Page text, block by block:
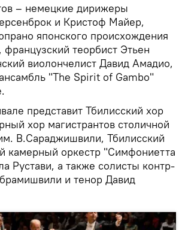
– немецкие дирижеры
и Кристоф Майер,
японского происхождения
французский теорбист Этьен
виолончелист Давид Амадио,
"The Spirit of Gambo"
представит Тбилисский хор
хор магистрантов столичной
В.Сараджишвили, Тбилисский
камерный оркестр "Симфониетта
Рустави, а также солисты контр-
и тенор Давид